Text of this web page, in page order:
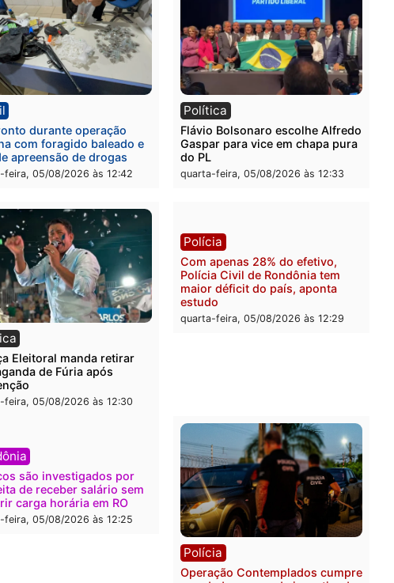
Brasil
TCE reúne candidatos ao
Governo e apresenta
diagnóstico que pode mudar os
Violência domina o debate
principal arma dos
Brasil
Confronto durante operação
termina com foragido baleado e
quarta-feira, 05/08/2026 às 12:42
do PL
quarta-feira, 05/08/2026 às
Polícia
Com apenas 28% do
maior déficit do país,